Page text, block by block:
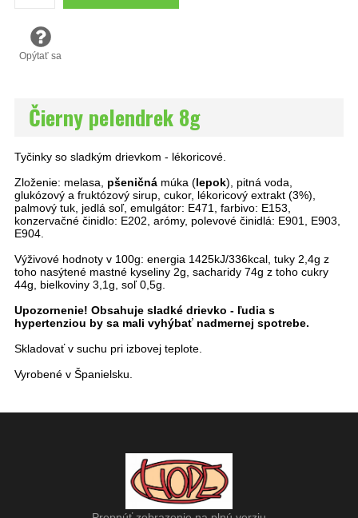
Opýtať sa
Čierny pelendrek 8g
Tyčinky so sladkým drievkom - lékoricové.
Zloženie: melasa, pšeničná múka (lepok), pitná voda,
glukózový a fruktózový sirup, cukor, lékoricový extrakt (3%),
palmový tuk, jedlá soľ, emulgátor: E471, farbivo: E153,
konzervačné činidlo: E202, arómy, polevové činidlá: E901, E903,
E904.
Výživové hodnoty v 100g: energia 1425kJ/336kcal, tuky 2,4g z
toho nasýtené mastné kyseliny 2g, sacharidy 74g z toho cukry
44g, bielkoviny 3,1g, soľ 0,5g.
Upozornenie! Obsahuje sladké drievko - ľudia s
hypertenziou by sa mali vyhýbať nadmernej spotrebe.
Skladovať v suchu pri izbovej teplote.
Vyrobené v Španielsku.